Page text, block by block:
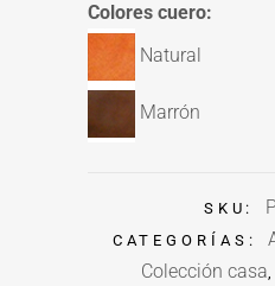
Colores cuero:
Natural
Marrón
SKU:
CATEGORÍAS:
Colección casa,